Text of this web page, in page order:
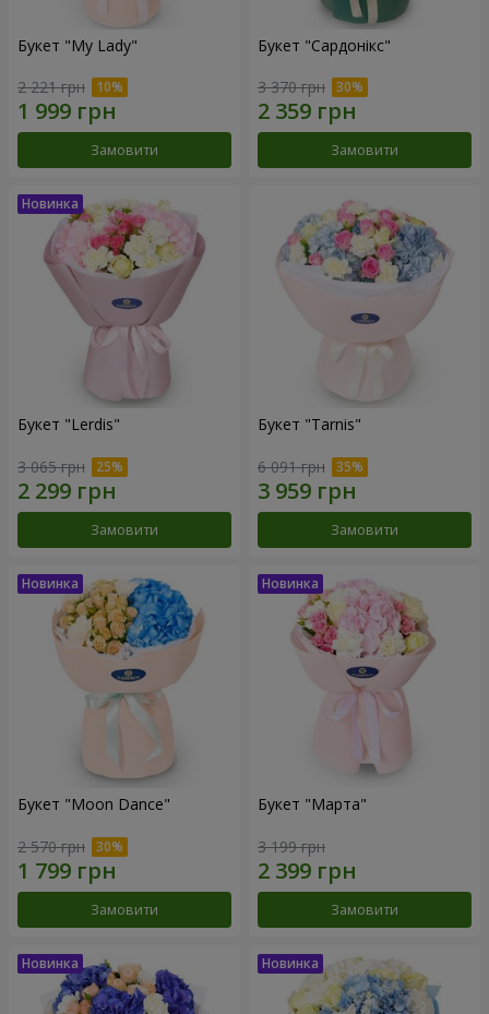
Букет "My Lady"
2 221 грн
Замовити
Букет "Сардонікс"
3 370 грн
Замовити
Букет "Lerdis"
3 065 грн
Замовити
Букет "Tarnis"
6 091 грн
Замовити
Букет "Moon Dance"
2 570 грн
Замовити
Букет "Марта"
3 199 грн
Замовити